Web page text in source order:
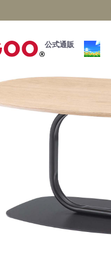
公式通販